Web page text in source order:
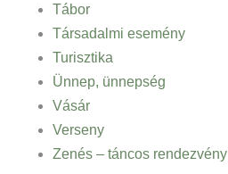
Tábor
Társadalmi esemény
Turisztika
Ünnep, ünnepség
Vásár
Verseny
Zenés – táncos rendezvény